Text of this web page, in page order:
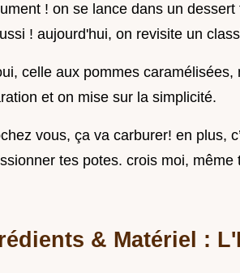
! on se lance dans un
! aujourd'hui, on revisite un
celle aux pommes
et on mise sur la simplicité.
vous, ça va carburer! en plus,
tes potes. crois moi,
& Matériel :